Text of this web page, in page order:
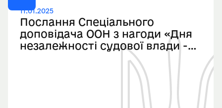
11.01.2025
Послання Спеціального
доповідача ООН з нагоди «Дня
незалежності судової влади -
Маршу 1000 мантій»